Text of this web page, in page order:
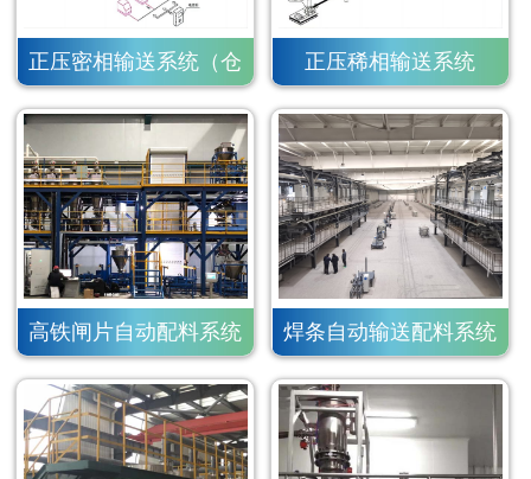
正压密相输送系统（仓
泵）
正压稀相输送系统
高铁闸片自动配料系统 焊条自动输送配料系统